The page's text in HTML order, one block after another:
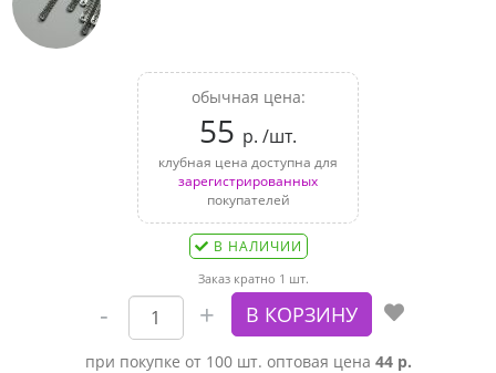
обычная цена:
55 р. /шт.
клубная цена доступна для
зарегистрированных
покупателей
В НАЛИЧИИ
Заказ кратно 1 шт.
при покупке от 100 шт. оптовая цена 44 р.